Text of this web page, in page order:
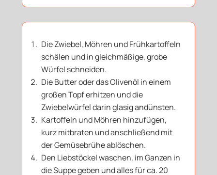
Die Zwiebel, Möhren und Frühkartoffeln
schälen und in gleichmäßige, grobe
Würfel schneiden.
Die Butter oder das Olivenöl in einem
großen Topf erhitzen und die
Zwiebelwürfel darin glasig andünsten.
Kartoffeln und Möhren hinzufügen,
kurz mitbraten und anschließend mit
der Gemüsebrühe ablöschen.
Den Liebstöckel waschen, im Ganzen in
die Suppe geben und alles für ca. 20